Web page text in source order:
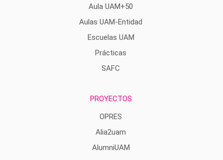
Aula UAM+50
Aulas UAM-Entidad
Escuelas UAM
Prácticas
SAFC
PROYECTOS
OPRES
Alia2uam
AlumniUAM